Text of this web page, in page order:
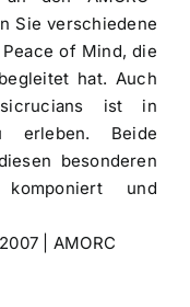
Sie verschiedene
of Mind, die
hat. Auch
ist in
erleben. Beide
besonderen
und
| AMORC